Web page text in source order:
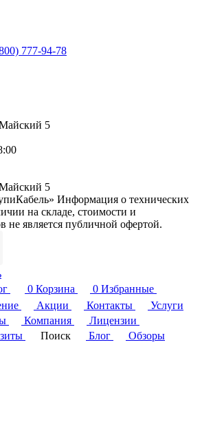
777-94-78
5
5
Информация о технических
на складе, стоимости и
не является публичной офертой.
0 Корзина 0 Избранные
Акции Контакты
Услуги
Компания
Лицензии
Поиск Блог Обзоры